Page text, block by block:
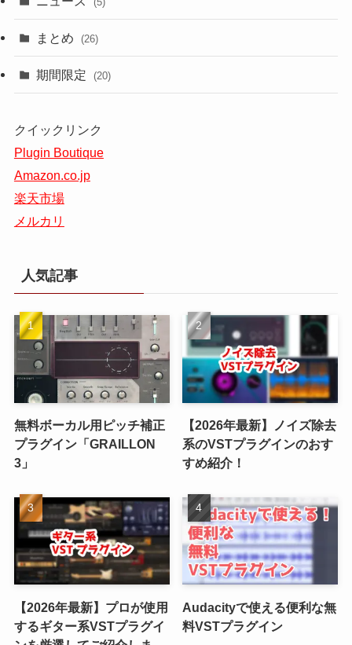
まとめ (26)
期間限定 (20)
クイックリンク
Plugin Boutique
Amazon.co.jp
楽天市場
メルカリ
人気記事
無料ボーカル用ピッチ補正
プラグイン「GRAILLON
3」
【2026年最新】ノイズ除去
系のVSTプラグインのおす
すめ紹介！
【2026年最新】プロが使用
するギター系VSTプラグイ
Audacityで使える便利な無
料VSTプラグイン